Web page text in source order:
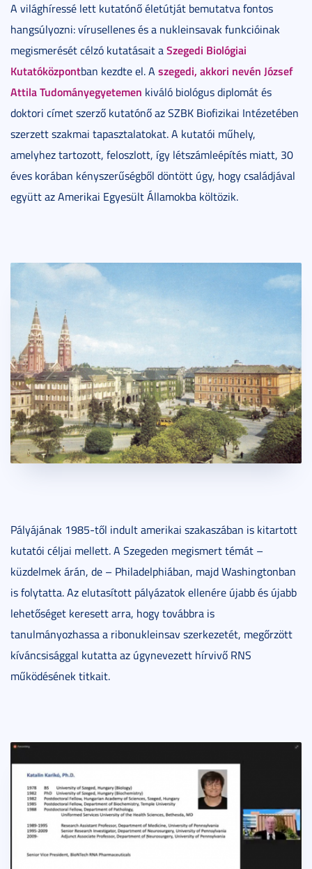
A világhíressé lett kutatónő életútját bemutatva fontos
hangsúlyozni: vírusellenes és a nukleinsavak funkcióinak
megismerését célzó kutatásait aSzegedi Biológiai
Kutatóközpontban kezdte el. A szegedi, akkori nevén József
Attila Tudományegyetemen kiváló biológus diplomát és
doktori címet szerző kutatónő az SZBK Biofizikai Intézetében
szerzett szakmai tapasztalatokat. A kutatói műhely,
amelyhez tartozott, feloszlott, így létszámleépítés miatt, 30
éves korában kényszerűségből döntött úgy, hogy családjával
együtt az Amerikai Egyesült Államokba költözik.
Pályájának 1985-től indult amerikai szakaszában is kitartott
kutatói céljai mellett. A Szegeden megismert témát –
küzdelmek árán, de – Philadelphiában, majd Washingtonban
is folytatta. Az elutasított pályázatok ellenére újabb és újabb
lehetőséget keresett arra, hogy továbbra is
tanulmányozhassa a ribonukleinsav szerkezetét, megőrzött
kíváncsisággal kutatta az úgynevezett hírvivő RNS
működésének titkait.